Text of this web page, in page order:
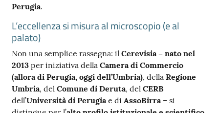
Perugia.
L’eccellenza si misura al microscopio (e al
palato)
Non una semplice rassegna: il Cerevisia – nato nel
2013 per iniziativa della Camera di Commercio
(allora di Perugia, oggi dell’Umbria), della Regione
Umbria, del Comune di Deruta, del CERB
dell’Università di Perugia e di AssoBirra – si